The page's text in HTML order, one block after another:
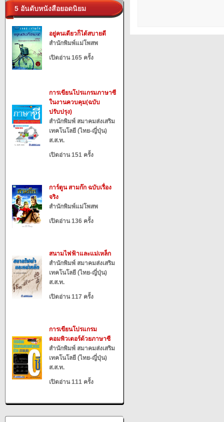
5 อันดับหนังสือยอดนิยม
อยู่คนเดียวก็ได้สบายดี
สำนักพิมพ์แม่โพสพ
เปิดอ่าน 165 ครั้ง
การเขียนโปรแกรมภาษาซี
ในงานควบคุม(ฉบับ
ปรับปรุง)
สำนักพิมพ์ สมาคมส่งเสริม
เทคโนโลยี (ไทย-ญี่ปุ่น)
ส.ส.ท.
เปิดอ่าน 151 ครั้ง
การ์ตูน สามก๊ก ฉบับเรื่อง
จริง
สำนักพิมพ์แม่โพสพ
เปิดอ่าน 136 ครั้ง
สนามไฟฟ้าและแม่เหล็ก
สำนักพิมพ์ สมาคมส่งเสริม
เทคโนโลยี (ไทย-ญี่ปุ่น)
ส.ส.ท.
เปิดอ่าน 117 ครั้ง
การเขียนโปรแกรม
คอมพิวเตอร์ด้วยภาษาซี
สำนักพิมพ์ สมาคมส่งเสริม
เทคโนโลยี (ไทย-ญี่ปุ่น)
ส.ส.ท.
เปิดอ่าน 111 ครั้ง